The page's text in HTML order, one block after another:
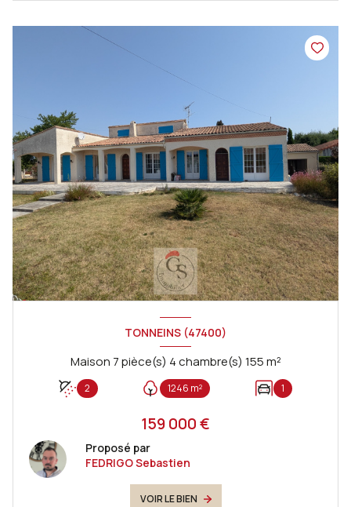
TONNEINS (47400)
Maison 7 pièce(s) 4 chambre(s) 155 m²
2 1246 m² 1
159 000 €
Proposé par
FEDRIGO Sebastien
VOIR LE BIEN